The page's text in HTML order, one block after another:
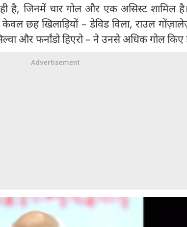
है, जिनमें चार गोल और एक असिस्ट शामिल
केवल छह खिलाड़ियों – डेविड विला, राउल
और फर्नांडो हिएरो – ने उनसे अधिक गोल किए